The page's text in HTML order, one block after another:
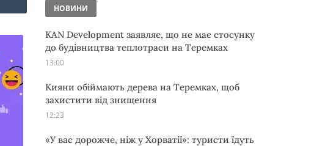
НОВИНИ
KAN Development заявляє, що не має стосунку
до будівництва теплотраси на Теремках
13:00
Кияни обіймають дерева на Теремках, щоб
захистити від знищення
12:23
«У вас дорожче, ніж у Хорватії»: туристи їдуть